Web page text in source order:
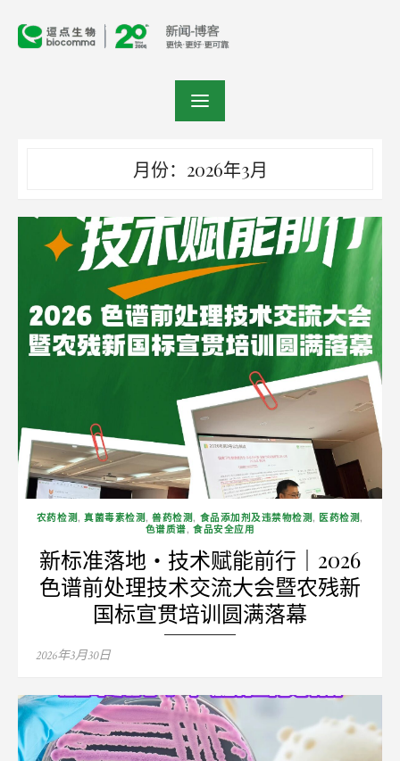
月份：2026年3月
农药检测 ,真菌毒素检测 ,兽药检测 , 食品添加剂及违禁物检测 , 医药检测 ,
色谱质谱, 食品安全应用
新标准落地・技术赋能前行｜2026
色谱前处理技术交流大会暨农残新
国标宣贯培训圆满落幕
Posted
2026年3月30日